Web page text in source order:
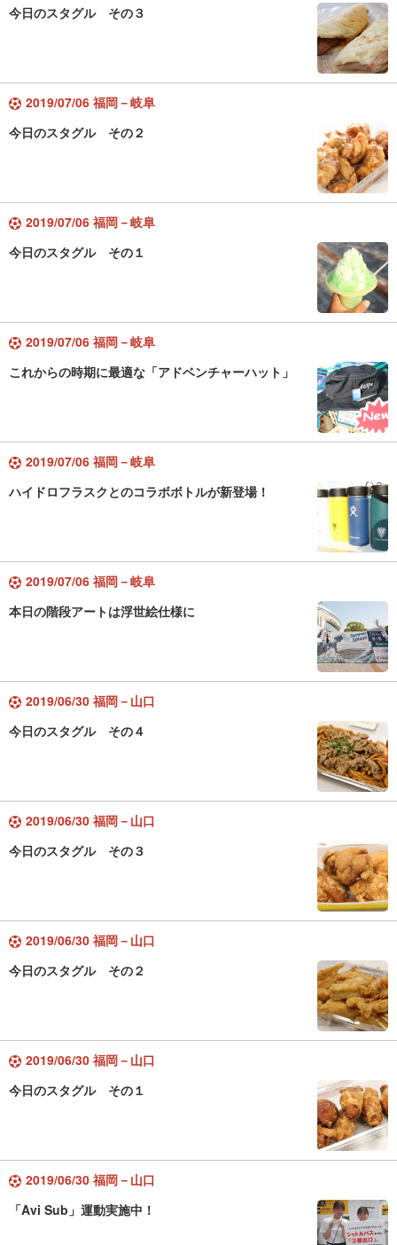
今日のスタグル その３
2019/07/06 福岡－岐阜
今日のスタグル その２
2019/07/06 福岡－岐阜
今日のスタグル その１
2019/07/06 福岡－岐阜
これからの時期に最適な「アドベンチャーハット」
2019/07/06 福岡－岐阜
ハイドロフラスクとのコラボボトルが新登場！
2019/07/06 福岡－岐阜
本日の階段アートは浮世絵仕様に
2019/06/30 福岡－山口
今日のスタグル その４
2019/06/30 福岡－山口
今日のスタグル その３
2019/06/30 福岡－山口
今日のスタグル その２
2019/06/30 福岡－山口
今日のスタグル その１
2019/06/30 福岡－山口
「Avi Sub」運動実施中！